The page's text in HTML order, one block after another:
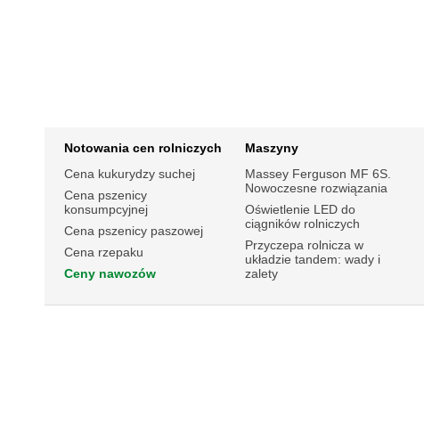
Notowania cen rolniczych
Cena kukurydzy suchej
Cena pszenicy
konsumpcyjnej
Cena pszenicy paszowej
Cena rzepaku
Ceny nawozów
Maszyny
Massey Ferguson MF 6S.
Nowoczesne rozwiązania
Oświetlenie LED do
ciągników rolniczych
Przyczepa rolnicza w
układzie tandem: wady i
zalety